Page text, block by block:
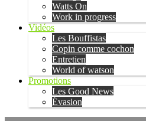
Watts On
Work in progress
Vidéos
Les Bouffistas
Copin comme cochon
Entretien
World of watson
Promotions
Les Good News
Évasion